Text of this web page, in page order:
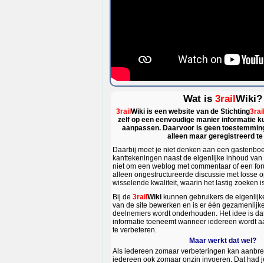
Wat is 3railWiki?
3railWikiis een website van de Stichting3rail
zelf op een eenvoudige manier informatie
aanpassen. Daarvoor is geen
alleen maar geregistreerd te
Daarbij moet je niet denken aan een
kanttekeningen naast de eigenlijke inhoud van
niet om een weblog met commentaar of een
alleen ongestructureerde discussie met losse
wisselende kwaliteit, waarin het lastig zoeken
Bij de 3railWikikunnen gebruikers de
van de site bewerken en is er één
deelnemers wordt onderhouden. Het idee is
informatie toeneemt wanneer iedereen wordt
te verbeteren.
Maar werkt dat wel?
Als iedereen zomaar verbeteringen kan
iedereen ook zomaar onzin invoeren. Dat had